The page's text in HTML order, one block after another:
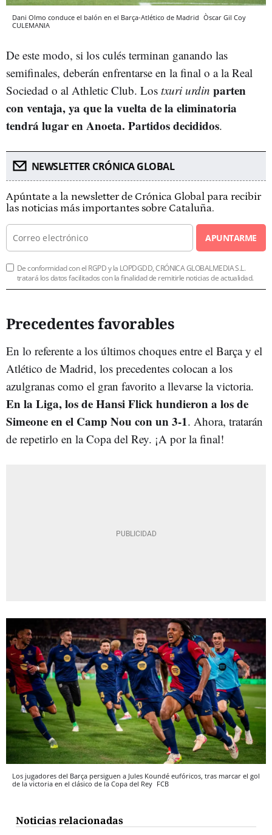
Dani Olmo conduce el balón en el Barça-Atlético de Madrid Òscar Gil Coy
CULEMANIA
De este modo, si los culés terminan ganando las
semifinales, deberán enfrentarse en la final o a la Real
Sociedad o al Athletic Club. Los txuri urdin parten
con ventaja, ya que la vuelta de la eliminatoria
tendrá lugar en Anoeta. Partidos decididos.
NEWSLETTER CRÓNICA GLOBAL
Apúntate a la newsletter de Crónica Global para recibir
las noticias más importantes sobre Cataluña.
APUNTARME
De conformidad con el RGPD y la LOPDGDD, CRÓNICA GLOBALMEDIA S.L.
tratará los datos facilitados con la finalidad de remitirle noticias de actualidad.
Precedentes favorables
En lo referente a los últimos choques entre el Barça y el
Atlético de Madrid, los precedentes colocan a los
azulgranas como el gran favorito a llevarse la victoria.
En la Liga, los de Hansi Flick hundieron a los de
Simeone en el Camp Nou con un 3-1. Ahora, tratarán
de repetirlo en la Copa del Rey. ¡A por la final!
Los jugadores del Barça persiguen a Jules Koundé eufóricos, tras marcar el gol
de la victoria en el clásico de la Copa del Rey FCB
Noticias relacionadas